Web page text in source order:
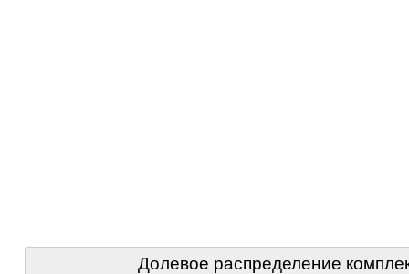
Долевое распределение